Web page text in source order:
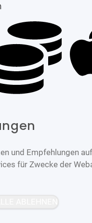
und Empfehlungen
für Zwecke der
ABLEHNEN